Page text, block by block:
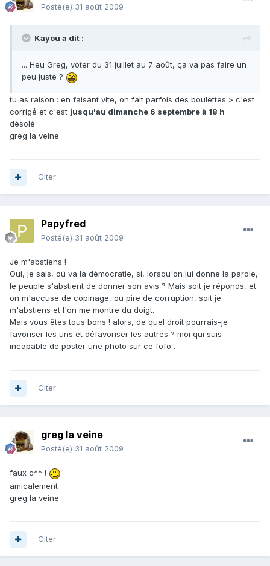
Posté(e) 31 août 2009
Kayou a dit :
... Heu Greg, voter du 31 juillet au 7 août, ça va pas faire un
peu juste ?
tu as raison : en faisant vite, on fait parfois des boulettes > c'est
corrigé et c'est jusqu'au dimanche 6 septembre à 18 h
désolé
greg la veine
Citer
Papyfred
Posté(e) 31 août 2009
Je m'abstiens !
Oui, je sais, où va la démocratie, si, lorsqu'on lui donne la parole,
le peuple s'abstient de donner son avis ? Mais soit je réponds, et
on m'accuse de copinage, ou pire de corruption, soit je
m'abstiens et l'on me montre du doigt.
Mais vous êtes tous bons ! alors, de quel droit pourrais-je
favoriser les uns et défavoriser les autres ? moi qui suis
incapable de poster une photo sur ce fofo…
Citer
greg la veine
Posté(e) 31 août 2009
faux c** !
amicalement
greg la veine
Citer